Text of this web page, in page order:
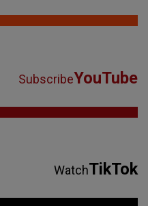
SubscribeYouTube
WatchTikTok